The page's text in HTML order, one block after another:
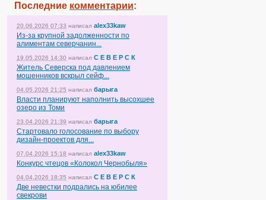
Последние комментарии:
20.06.2026 07:33 написал alex33kaw
Из-за крупной задолженности по
алиментам северчанин...
19.05.2026 14:30 написал С Е В Е Р С К
Житель Северска под давлением
мошенников вскрыл сейф...
04.05.2026 21:25 написал барыга
Власти планируют наполнить высохшее
озеро из Томи
23.04.2026 21:39 написал барыга
Стартовало голосование по выбору
дизайн-проектов для...
07.04.2026 15:18 написал alex33kaw
Конкурс чтецов «Колокол Чернобыля»
04.04.2026 18:35 написал С Е В Е Р С К
Две невестки подрались на юбилее
свекрови